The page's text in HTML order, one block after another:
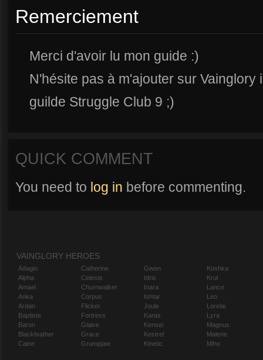
Remerciement
Merci d'avoir lu mon guide :)
N'hésite pas à m'ajouter sur Vainglory
guilde Struggle Club 9 ;)
QUICK COMMENT
You need to log in before commenting.
VAINGLORY HEROES
Adagio
Alpha
Amael
Anka
Ardan
Baptiste
Baron
Blackfeather
Caine
Catherine
Celeste
Churnwalker
Corpus
Flicker
Fortress
Glaive
Grace
Grumpjaw
Gwen
Idris
Inara
Ishtar
Joule
Karas
Kensei
Kestrel
Kinetic
Koshka
Krul
Lance
Leo
Lorelai
Lyra
Magnus
Malene
Miho